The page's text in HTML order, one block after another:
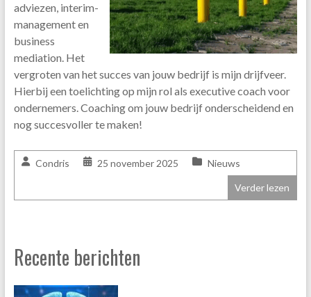
adviezen, interim-
management en
business
mediation. Het
vergroten van het succes van jouw bedrijf is mijn drijfveer.
Hierbij een toelichting op mijn rol als executive coach voor
ondernemers. Coaching om jouw bedrijf onderscheidend en
nog succesvoller te maken!
Condris 25 november 2025 Nieuws
Verder lezen
Recente berichten